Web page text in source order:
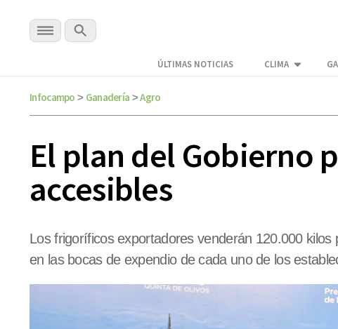
ÚLTIMAS NOTICIAS CLIMA
Infocampo > Ganadería >Agro
El plan del Gobierno
accesibles
Los frigoríficos exportadores venderán 120.000
en las bocas de expendio de cada uno de los